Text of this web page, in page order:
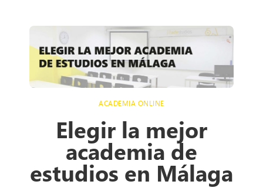
ACADEMIA ONLINE
Elegir la mejor
academia de
estudios en Málaga